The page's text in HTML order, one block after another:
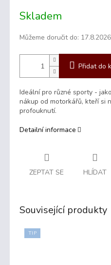
cena:
Skladem
Můžeme doručit do: 17.8.2026
Přidat do
Ideální pro různé sporty -
nákup od motorkářů, kteří si
profouknutí.
Detailní informace
ZEPTAT SE HLÍDAT
Související produkty
TIP